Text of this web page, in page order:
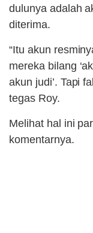
dulunya adalah
diterima.
“Itu akun
mereka bilang
akun judi’. Tapi
tegas Roy.
Melihat hal ini
komentarnya.